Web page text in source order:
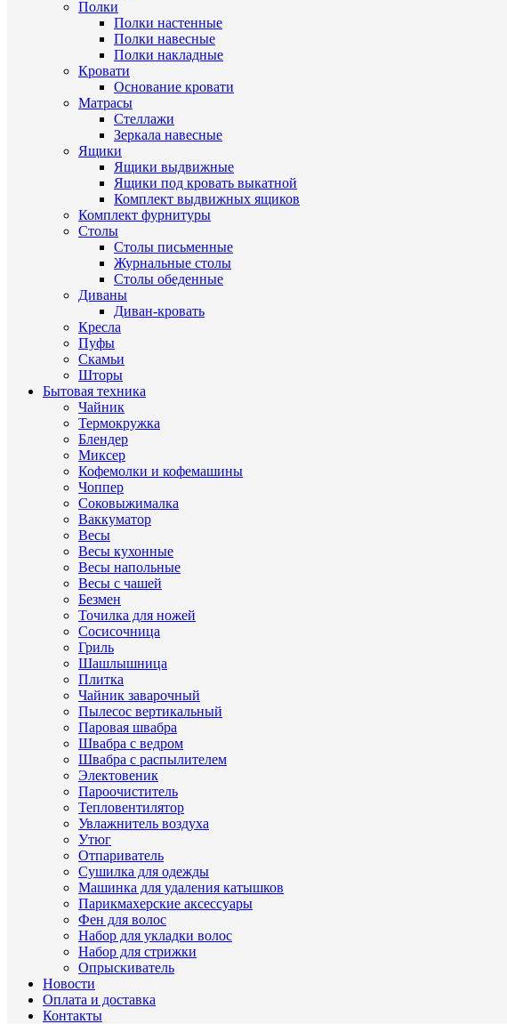
Полки
Полки настенные
Полки навесные
Полки накладные
Кровати
Основание кровати
Матрасы
Стеллажи
Зеркала навесные
Ящики
Ящики выдвижные
Ящики под кровать выкатной
Комплект выдвижных ящиков
Комплект фурнитуры
Столы
Столы письменные
Журнальные cтолы
Столы обеденные
Диваны
Диван-кровать
Кресла
Пуфы
Скамьи
Шторы
Бытовая техника
Чайник
Термокружка
Блендер
Миксер
Кофемолки и кофемашины
Чоппер
Соковыжималка
Ваккуматор
Весы
Весы кухонные
Весы напольные
Весы с чашей
Безмен
Точилка для ножей
Сосисочница
Гриль
Шашлышница
Плитка
Чайник заварочный
Пылесос вертикальный
Паровая швабра
Швабра с ведром
Швабра с распылителем
Электовеник
Пароочиститель
Тепловентилятор
Увлажнитель воздуха
Утюг
Отпариватель
Сушилка для одежды
Машинка для удаления катышков
Парикмахерские аксессуары
Фен для волос
Набор для укладки волос
Набор для стрижки
Опрыскиватель
Новости
Оплата и доставка
Контакты